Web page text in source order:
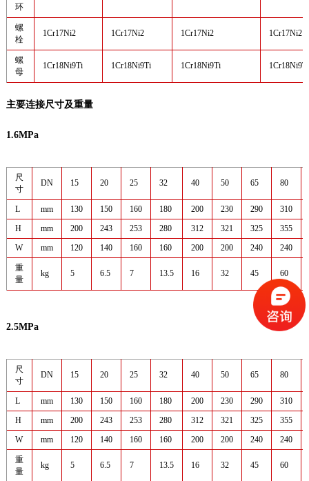
环
螺
栓
1Cr17Ni2 1Cr17Ni2 1Cr17Ni2 1Cr17Ni2
螺
母
1Cr18Ni9Ti 1Cr18Ni9Ti 1Cr18Ni9Ti 1Cr18Ni9Ti
主要连接尺寸及重量
1.6MPa
尺
寸
DN 15 20 25 32 40 50 65 80
L mm 130 150 160 180 200 230 290
310
H
mm 200 243 253 280 312 321 325
355
W
mm 120 140 160 160 200 200 240 240
重
量
kg 5 6.5 7 13.5 16 32 45 60
2.5MPa
尺
寸
DN 15 20 25 32 40 50 65 80
L mm 130 150 160 180 200 230 290
310
H
mm 200 243 253 280 312 321 325
355
W
mm 120 140 160 160 200 200 240 240
重
量
kg 5 6.5 7 13.5 16 32 45 60